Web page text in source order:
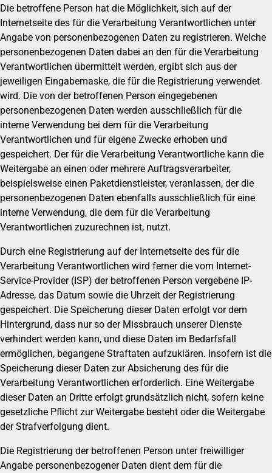
Die betroffene Person hat die Möglichkeit, sich auf der
Internetseite des für die Verarbeitung Verantwortlichen unter
Angabe von personenbezogenen Daten zu registrieren. Welche
personenbezogenen Daten dabei an den für die Verarbeitung
Verantwortlichen übermittelt werden, ergibt sich aus der
jeweiligen Eingabemaske, die für die Registrierung verwendet
wird. Die von der betroffenen Person eingegebenen
personenbezogenen Daten werden ausschließlich für die
interne Verwendung bei dem für die Verarbeitung
Verantwortlichen und für eigene Zwecke erhoben und
gespeichert. Der für die Verarbeitung Verantwortliche kann die
Weitergabe an einen oder mehrere Auftragsverarbeiter,
beispielsweise einen Paketdienstleister, veranlassen, der die
personenbezogenen Daten ebenfalls ausschließlich für eine
interne Verwendung, die dem für die Verarbeitung
Verantwortlichen zuzurechnen ist, nutzt.
Durch eine Registrierung auf der Internetseite des für die
Verarbeitung Verantwortlichen wird ferner die vom Internet-
Service-Provider (ISP) der betroffenen Person vergebene IP-
Adresse, das Datum sowie die Uhrzeit der Registrierung
gespeichert. Die Speicherung dieser Daten erfolgt vor dem
Hintergrund, dass nur so der Missbrauch unserer Dienste
verhindert werden kann, und diese Daten im Bedarfsfall
ermöglichen, begangene Straftaten aufzuklären. Insofern ist die
Speicherung dieser Daten zur Absicherung des für die
Verarbeitung Verantwortlichen erforderlich. Eine Weitergabe
dieser Daten an Dritte erfolgt grundsätzlich nicht, sofern keine
gesetzliche Pflicht zur Weitergabe besteht oder die Weitergabe
der Strafverfolgung dient.
Die Registrierung der betroffenen Person unter freiwilliger
Angabe personenbezogener Daten dient dem für die